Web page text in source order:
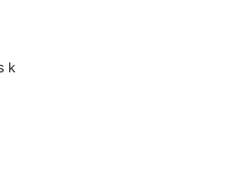
k